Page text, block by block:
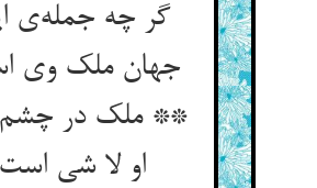
گر چه جمله‌‌ی
جهان ملک وی
** ملک در
او لا شی است‌‌